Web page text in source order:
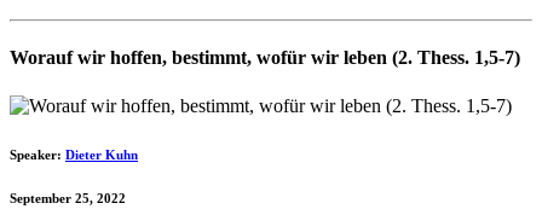
Worauf wir hoffen, bestimmt, wofür wir leben (2. Thess. 1,5-7)
Speaker: Dieter Kuhn
September 25, 2022